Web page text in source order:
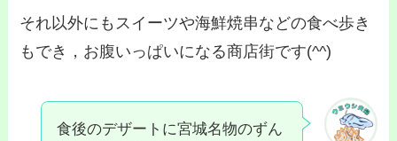
それ以外にもスイーツや海鮮焼串などの食べ歩き
もでき，お腹いっぱいになる商店街です(^^)
食後のデザートに宮城名物のずん